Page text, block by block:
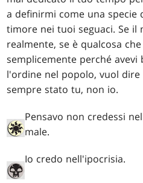
a definirmi come una
timore nei tuoi seguaci. Se il
realmente, se è qualcosa
semplicemente perché
l'ordine nel popolo, vuol dire
sempre stato tu, non io.
Pensavo non credessi
male.
Io credo nell'ipocrisia.